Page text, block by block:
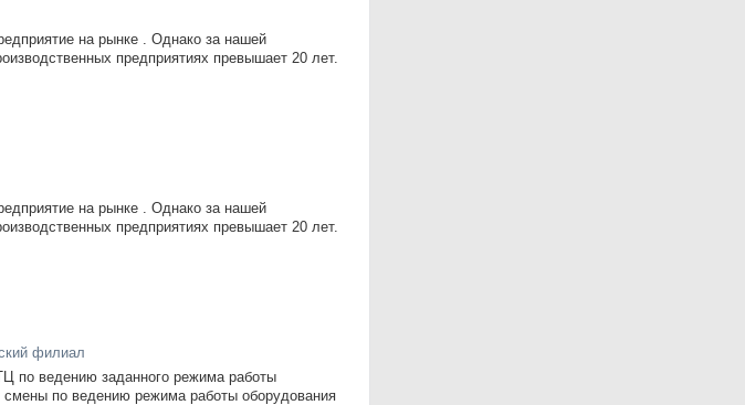
на рынке . Однако за нашей
предприятиях превышает 20 лет.
на рынке . Однако за нашей
предприятиях превышает 20 лет.
филиал
по ведению заданного режима работы
по ведению режима работы оборудования